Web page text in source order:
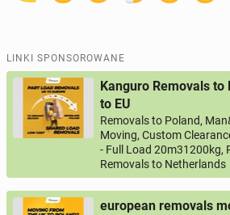
LINKI SPONSOROWANE
Kanguro Removals to
to EU
Removals to Poland,
Moving, Custom
- Full Load 20m31200kg,
Removals to Netherlands
european removals